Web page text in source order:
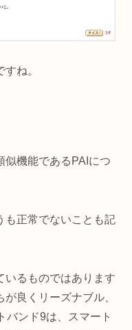
ね。
似機能であるPAIにつ
も正常でないことも記
いるものではあります
良くリーズナブル、
バンド9は、スマート